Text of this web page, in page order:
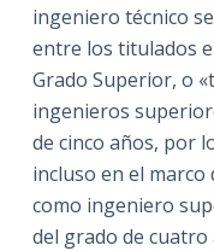
ingeniero técnico
entre los titulados
Grado Superior, o
ingenieros
de cinco años, por
incluso en el marco
como ingeniero
del grado de